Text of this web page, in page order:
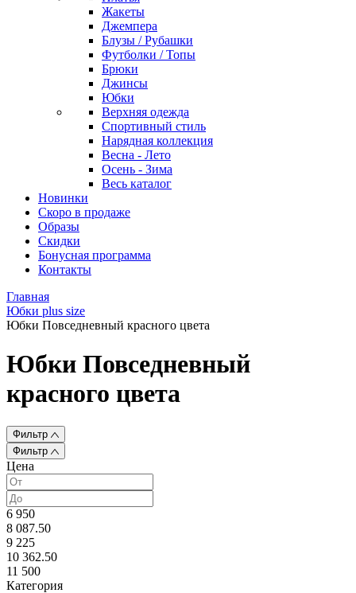
Жакеты
Джемпера
Блузы / Рубашки
Футболки / Топы
Брюки
Джинсы
Юбки
Верхняя одежда
Спортивный стиль
Нарядная коллекция
Весна - Лето
Осень - Зима
Весь каталог
Новинки
Скоро в продаже
Образы
Скидки
Бонусная программа
Контакты
Главная
Юбки plus size
Юбки Повседневный красного цвета
Юбки Повседневный
красного цвета
Фильтр
Фильтр
Цена
6 950
8 087.50
9 225
10 362.50
11 500
Категория